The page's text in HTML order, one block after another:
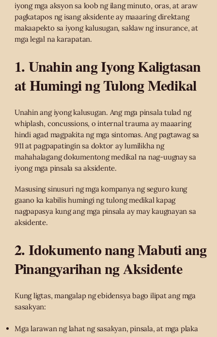
iyong mga aksyon sa loob ng ilang minuto, oras, at araw
pagkatapos ng isang aksidente ay maaaring direktang
makaapekto sa iyong kalusugan, saklaw ng insurance, at
mga legal na karapatan.
1. Unahin ang Iyong Kaligtasan
at Humingi ng Tulong Medikal
Unahin ang iyong kalusugan. Ang mga pinsala tulad ng
whiplash, concussions, o internal trauma ay maaaring
hindi agad magpakita ng mga sintomas. Ang pagtawag sa
911 at pagpapatingin sa doktor ay lumilikha ng
mahahalagang dokumentong medikal na nag-uugnay sa
iyong mga pinsala sa aksidente.
Masusing sinusuri ng mga kompanya ng seguro kung
gaano ka kabilis humingi ng tulong medikal kapag
nagpapasya kung ang mga pinsala ay may kaugnayan sa
aksidente.
2. Idokumento nang Mabuti ang
Pinangyarihan ng Aksidente
Kung ligtas, mangalap ng ebidensya bago ilipat ang mga
sasakyan:
Mga larawan ng lahat ng sasakyan, pinsala, at mga plaka